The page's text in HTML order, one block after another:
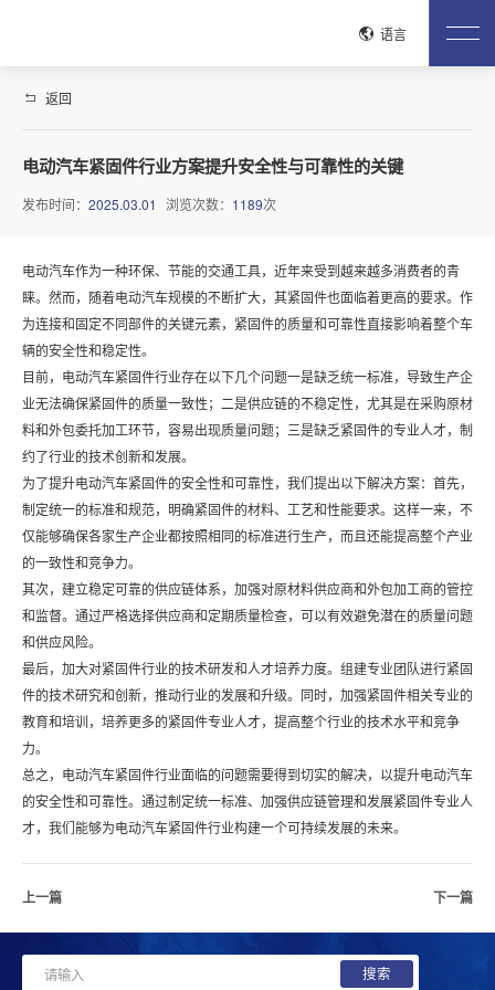
语言
网站首页
公司介绍
企业文化 荣誉资质 工艺流程
生产现场
质控流程
试验检测
安全带系统紧固件
驻车刹车系统 电驱紧固件
电池包紧固件
铝合金紧固件
整车紧固件 发动机紧固件
变速器紧固件
低空经济产品
管路连接系统紧固件
公司新闻
行业动态
联系我们
联系方式
在线留言
返回
电动汽车紧固件行业方案提升安全性与可靠性的关键
发布时间： 2025.03.01 浏览次数： 1189次
电动汽车作为一种环保、节能的交通工具，近年来受到越来越多消费者的青
睐。然而，随着电动汽车规模的不断扩大，其紧固件也面临着更高的要求。作
为连接和固定不同部件的关键元素，紧固件的质量和可靠性直接影响着整个车
辆的安全性和稳定性。
目前，电动汽车紧固件行业存在以下几个问题一是缺乏统一标准，导致生产企
业无法确保紧固件的质量一致性；二是供应链的不稳定性，尤其是在采购原材
料和外包委托加工环节，容易出现质量问题；三是缺乏紧固件的专业人才，制
约了行业的技术创新和发展。
为了提升电动汽车紧固件的安全性和可靠性，我们提出以下解决方案：首先，
制定统一的标准和规范，明确紧固件的材料、工艺和性能要求。这样一来，不
仅能够确保各家生产企业都按照相同的标准进行生产，而且还能提高整个产业
的一致性和竞争力。
其次，建立稳定可靠的供应链体系，加强对原材料供应商和外包加工商的管控
和监督。通过严格选择供应商和定期质量检查，可以有效避免潜在的质量问题
和供应风险。
最后，加大对紧固件行业的技术研发和人才培养力度。组建专业团队进行紧固
件的技术研究和创新，推动行业的发展和升级。同时，加强紧固件相关专业的
教育和培训，培养更多的紧固件专业人才，提高整个行业的技术水平和竞争
力。
总之，电动汽车紧固件行业面临的问题需要得到切实的解决，以提升电动汽车
的安全性和可靠性。通过制定统一标准、加强供应链管理和发展紧固件专业人
才，我们能够为电动汽车紧固件行业构建一个可持续发展的未来。
上一篇 下一篇